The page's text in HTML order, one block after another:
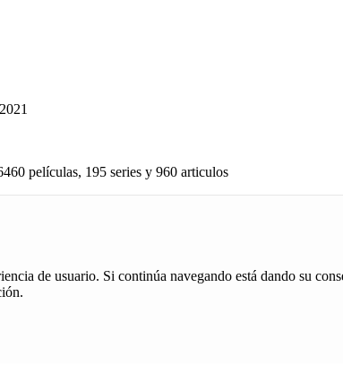
películas, 195 series y 960 articulos
de usuario. Si continúa navegando está dando su